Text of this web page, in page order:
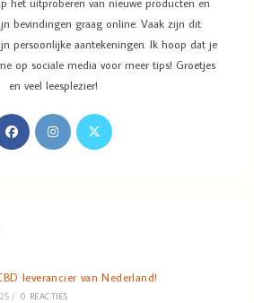
bevindingen graag online. Vaak zijn dit
persoonlijke aantekeningen. Ik hoop dat je
op sociale media voor meer tips! Groetjes
en veel leesplezier!
leverancier van Nederland!
/ 0 REACTIES